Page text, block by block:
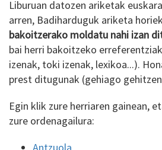
Liburuan datozen ariketak
arren, Badiharduguk ariketa
bakoitzerako moldatu nahi izan
bai herri bakoitzeko
izenak, toki izenak, lexikoa...).
prest ditugunak (gehiago
Egin klik zure herriaren gainean,
zure ordenagailura: